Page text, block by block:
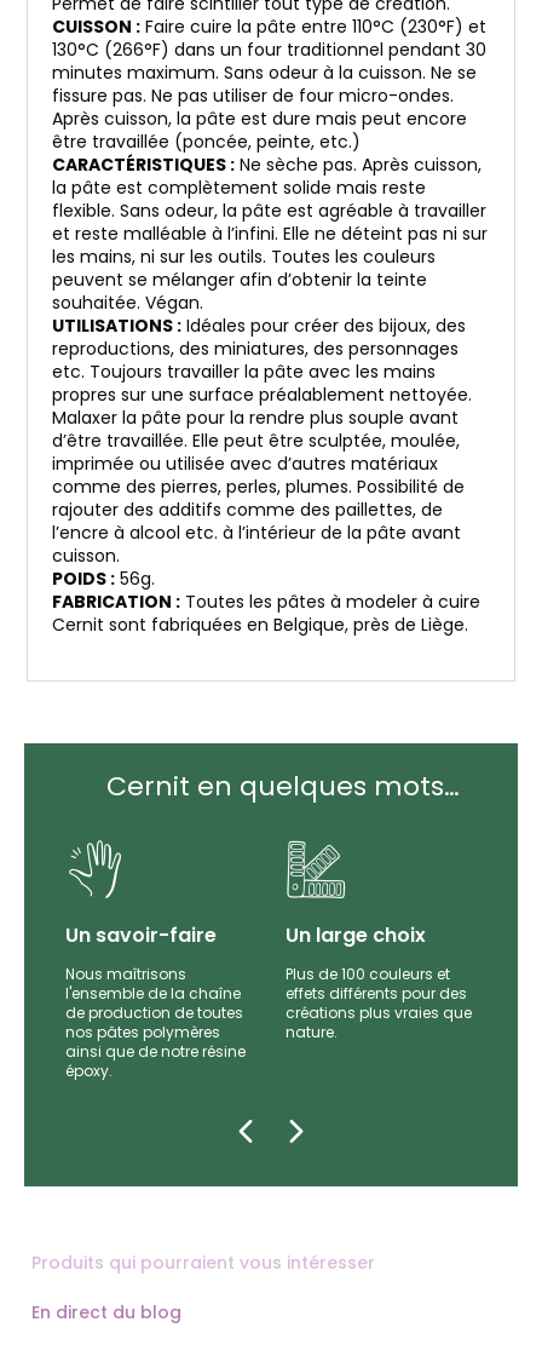
CUISSON : Faire cuire la pâte entre 110°C (230°F) et
130°C (266°F) dans un four traditionnel pendant 30
minutes maximum. Sans odeur à la cuisson. Ne se
fissure pas. Ne pas utiliser de four micro-ondes.
Après cuisson, la pâte est dure mais peut encore
être travaillée (poncée, peinte, etc.)
CARACTÉRISTIQUES : Ne sèche pas. Après cuisson,
la pâte est complètement solide mais reste
flexible. Sans odeur, la pâte est agréable à travailler
et reste malléable à l’infini. Elle ne déteint pas ni sur
les mains, ni sur les outils. Toutes les couleurs
peuvent se mélanger afin d’obtenir la teinte
souhaitée. Végan.
UTILISATIONS : Idéales pour créer des bijoux, des
reproductions, des miniatures, des personnages
etc. Toujours travailler la pâte avec les mains
propres sur une surface préalablement nettoyée.
Malaxer la pâte pour la rendre plus souple avant
d’être travaillée. Elle peut être sculptée, moulée,
imprimée ou utilisée avec d’autres matériaux
comme des pierres, perles, plumes. Possibilité de
rajouter des additifs comme des paillettes, de
l’encre à alcool etc. à l’intérieur de la pâte avant
cuisson.
POIDS : 56g.
FABRICATION : Toutes les pâtes à modeler à cuire
Cernit sont fabriquées en Belgique, près de Liège.
Cernit en quelques mots…
Un savoir-faire
Nous maîtrisons
l'ensemble de la chaîne
de production de toutes
nos pâtes polymères
ainsi que de notre résine
époxy.
Un large choix
Plus de 100 couleurs et
effets différents pour des
créations plus vraies que
nature.
Produits qui pourraient vous intéresser
En direct du blog